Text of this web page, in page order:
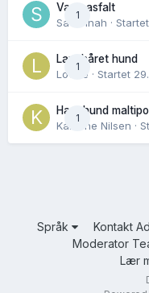
1
Varm asfalt
Savannah · Startet
1
Langhåret hund
Lovise · Startet
1
Hannhund
Karoline Nilsen ·
Språk Kontakt
Moderator
Lær